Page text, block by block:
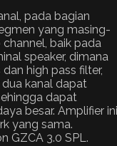
pada bagian
yang masing-
baik pada
speaker, dimana
high pass filter,
kanal dapat
dapat
besar. Amplifier ini
yang sama.
GZCA 3.0 SPL.